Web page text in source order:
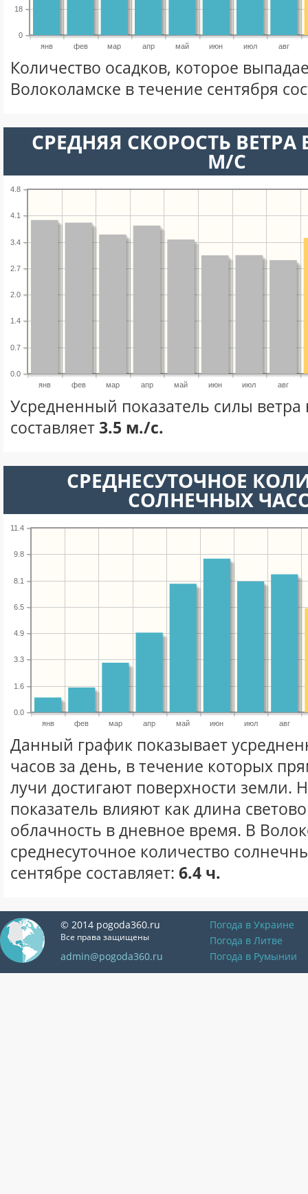
янв фев мар апр май июн июл авг
0
18
Количество осадков, которое
Волоколамске в течение сентября
СРЕДНЯЯ СКОРОСТЬ ВЕТРА
М/С
янв фев мар апр май июн июл авг
0.0
0.7
1.4
2.0
2.7
3.4
4.1
4.8
Усредненный показатель силы ветра
составляет3.5 м./с.
СРЕДНЕСУТОЧНОЕ
СОЛНЕЧНЫХ
янв фев мар апр май июн июл авг
0.0
1.6
3.3
4.9
6.5
8.1
9.8
11.4
Данный график показывает
часов за день, в течение которых
лучи достигают поверхности земли.
показатель влияют как длина
облачность в дневное время. В
среднесуточное количество
сентябре составляет: 6.4 ч.
© 2014 pogoda360.ru
Все права защищены
admin@pogoda360.ru
Погода в Украине
Погода в Литве
Погода в Румынии